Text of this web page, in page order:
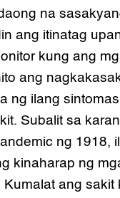
na
ang itinatag
kung ang
ang
ng ilang
Subalit sa
ng 1918,
kinaharap ng
Kumalat ang sakit